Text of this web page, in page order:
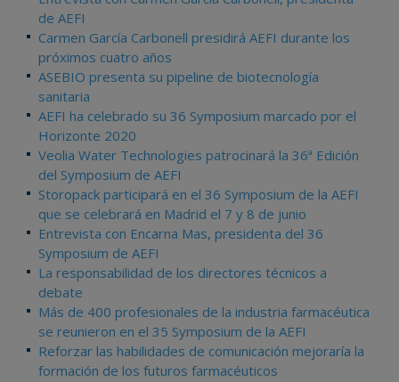
de AEFI
Carmen García Carbonell presidirá AEFI durante los
próximos cuatro años
ASEBIO presenta su pipeline de biotecnología
sanitaria
AEFI ha celebrado su 36 Symposium marcado por el
Horizonte 2020
Veolia Water Technologies patrocinará la 36ª Edición
del Symposium de AEFI
Storopack participará en el 36 Symposium de la AEFI
que se celebrará en Madrid el 7 y 8 de junio
Entrevista con Encarna Mas, presidenta del 36
Symposium de AEFI
La responsabilidad de los directores técnicos a
debate
Más de 400 profesionales de la industria farmacéutica
se reunieron en el 35 Symposium de la AEFI
Reforzar las habilidades de comunicación mejoraría la
formación de los futuros farmacéuticos